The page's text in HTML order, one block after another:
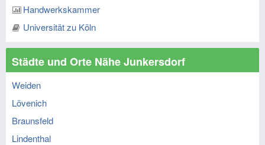
Handwerkskammer
Universität zu Köln
Städte und Orte Nähe Junkersdorf
Weiden
Lövenich
Braunsfeld
Lindenthal